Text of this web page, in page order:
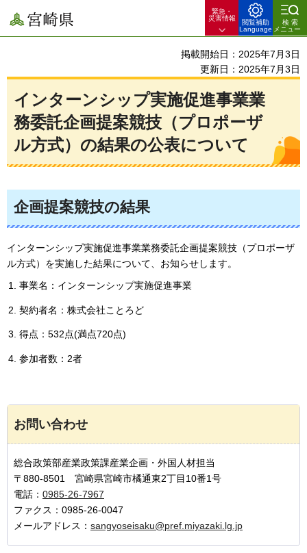
宮崎県
緊急・
災害情報
閲覧補助
Language
検索
メニュー
掲載開始日：2025年7月3日
更新日：2025年7月3日
インターンシップ実施促進事業業
務委託企画提案競技（プロポーザ
ル方式）の結果の公表について
企画提案競技の結果
インターンシップ実施促進事業業務委託企画提案競技（プロポーザ
ル方式）を実施した結果について、お知らせします。
事業名：インターンシップ実施促進事業
契約者名：株式会社ことろど
得点：532点(満点720点)
参加者数：2者
お問い合わせ
総合政策部産業政策課産業企画・外国人材担当
〒880-8501 宮崎県宮崎市橘通東2丁目10番1号
電話： 0985-26-7967
ファクス：0985-26-0047
メールアドレス： sangyoseisaku@pref.miyazaki.lg.jp